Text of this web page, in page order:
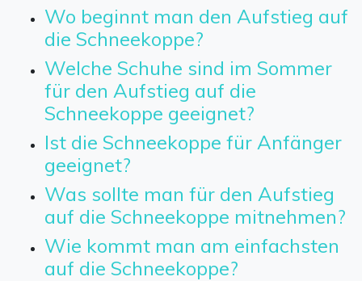
Wo beginnt man den Aufstieg auf
die Schneekoppe?
Welche Schuhe sind im Sommer
für den Aufstieg auf die
Schneekoppe geeignet?
Ist die Schneekoppe für Anfänger
geeignet?
Was sollte man für den Aufstieg
auf die Schneekoppe mitnehmen?
Wie kommt man am einfachsten
auf die Schneekoppe?